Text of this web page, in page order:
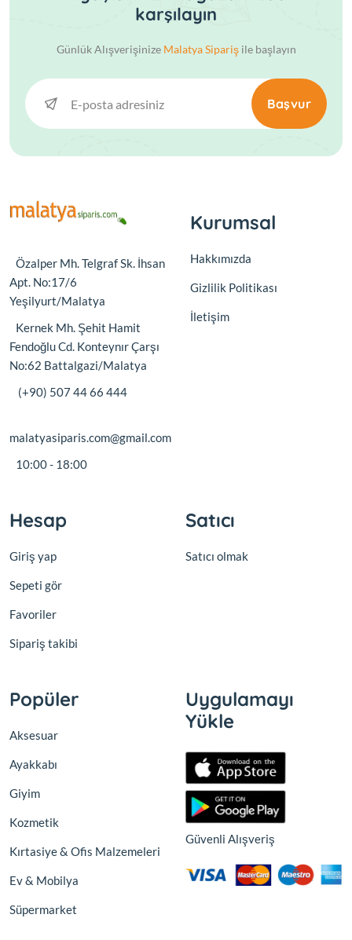
karşılayın
Günlük Alışverişinize Malatya Siparişile başlayın
Başvur
Özalper Mh. Telgraf Sk. İhsan
Apt. No:17/6
Yeşilyurt/Malatya
Kernek Mh. Şehit Hamit
Fendoğlu Cd. Konteynır Çarşı
No:62 Battalgazi/Malatya
(+90) 507 44 66 444
malatyasiparis.com@gmail.com
10:00 - 18:00
Kurumsal
Hakkımızda
Gizlilik Politikası
İletişim
Hesap
Giriş yap
Sepeti gör
Favoriler
Sipariş takibi
Satıcı
Satıcı olmak
Popüler
Aksesuar
Ayakkabı
Giyim
Kozmetik
Kırtasiye & Ofis Malzemeleri
Ev & Mobilya
Süpermarket
Uygulamayı
Yükle
Güvenli Alışveriş